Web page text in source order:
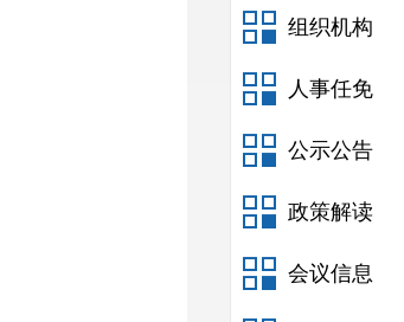
组织机构
人事任免
公示公告
政策解读
会议信息